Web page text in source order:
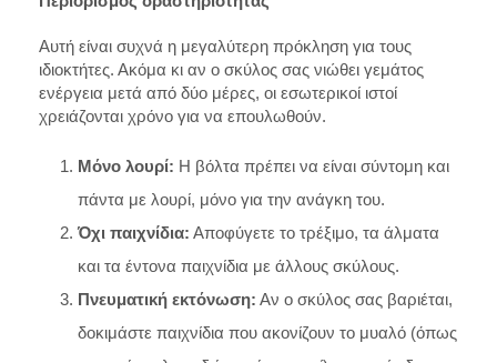
Αυτή είναι συχνά η μεγαλύτερη πρόκληση για τους
ιδιοκτήτες. Ακόμα κι αν ο σκύλος σας νιώθει γεμάτος
ενέργεια μετά από δύο μέρες, οι εσωτερικοί ιστοί
χρειάζονται χρόνο για να επουλωθούν.
Μόνο λουρί: Η βόλτα πρέπει να είναι σύντομη και
πάντα με λουρί, μόνο για την ανάγκη του.
Όχι παιχνίδια: Αποφύγετε το τρέξιμο, τα άλματα
και τα έντονα παιχνίδια με άλλους σκύλους.
Πνευματική εκτόνωση: Αν ο σκύλος σας βαριέται,
δοκιμάστε παιχνίδια που ακονίζουν το μυαλό (όπως